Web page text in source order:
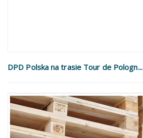
DPD Polska na trasie Tour de Pologn...